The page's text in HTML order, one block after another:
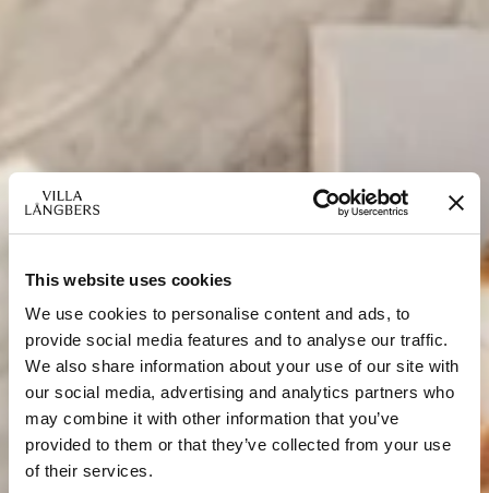
This website uses cookies
We use cookies to personalise content and ads, to
provide social media features and to analyse our traffic.
We also share information about your use of our site with
our social media, advertising and analytics partners who
may combine it with other information that you’ve
provided to them or that they’ve collected from your use
of their services.